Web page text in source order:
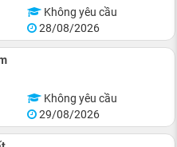
Không yêu cầu
28/08/2026
Không yêu cầu
29/08/2026